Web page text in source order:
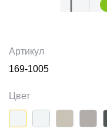
Артикул
169-1005
Цвет